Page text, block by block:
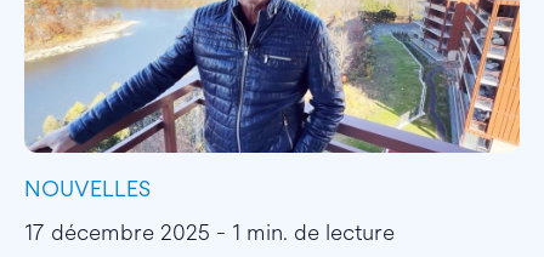
NOUVELLES
17 décembre 2025 - 1 min. de lecture